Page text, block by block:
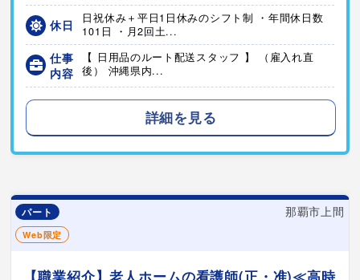
休日
日祝休み＋平日1日休みのシフト制 ・年間休日数
101日 ・月2回土...
仕事
内容
【 日用品のルート配送スタッフ 】 （雇入れ直
後） 沖縄県内...
詳細を見る
パート 那覇市上間
Web限定
【職業紹介】老人ホームの看護師(正・准)≪高時